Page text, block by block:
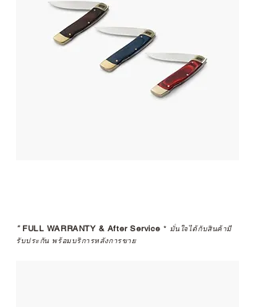
*FULL WARRANTY & After Service * มั่นใจได้กับสินค้ามี
รับประกัน พร้อมบริการหลังการขาย